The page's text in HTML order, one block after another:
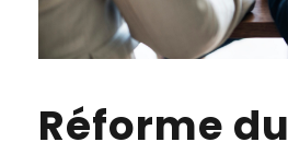
Réforme du